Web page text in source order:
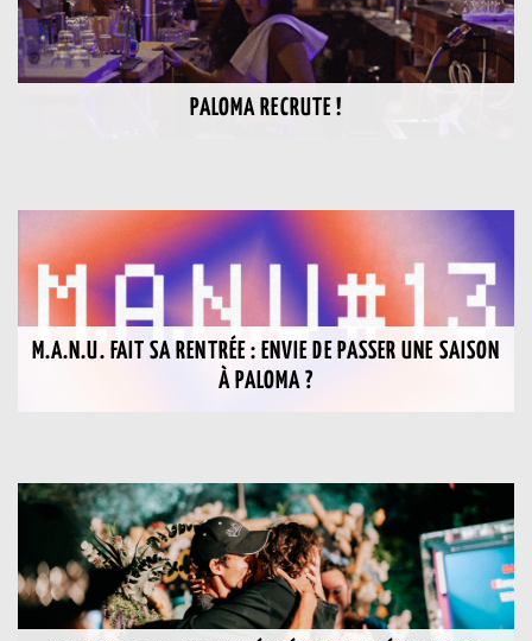
PALOMA RECRUTE !
M.A.N.U. FAIT SA RENTRÉE : ENVIE DE PASSER UNE SAISON
À PALOMA ?